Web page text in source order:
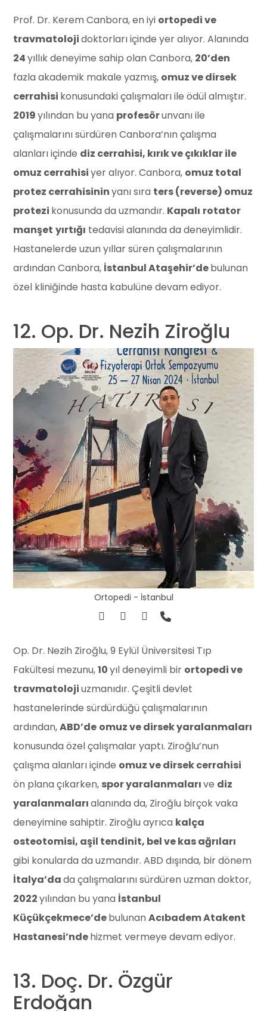
Prof. Dr. Kerem Canbora, en iyi ortopedi ve
travmatolojidoktorları içinde yer alıyor. Alanında
24yıllık deneyime sahip olan Canbora, 20’den
fazla akademik makale yazmış, omuz ve dirsek
cerrahisi konusundaki çalışmaları ile ödül almıştır.
2019yılından bu yana profesörunvanı ile
çalışmalarını sürdüren Canbora’nın çalışma
alanları içinde diz cerrahisi, kırık ve çıkıklar ile
omuz cerrahisiyer alıyor. Canbora, omuz total
protez cerrahisininyanı sıra ters (reverse) omuz
protezi konusunda da uzmandır. Kapalı rotator
manşet yırtığı tedavisi alanında da deneyimlidir.
Hastanelerde uzun yıllar süren çalışmalarının
ardından Canbora, İstanbul Ataşehir’debulunan
özel kliniğinde hasta kabulüne devam ediyor.
12. Op. Dr. Nezih Ziroğlu
Ortopedi - İstanbul
Op. Dr. Nezih Ziroğlu, 9 Eylül Üniversitesi Tıp
Fakültesi mezunu,10yıl deneyimli bir ortopedi ve
travmatolojiuzmanıdır. Çeşitli devlet
hastanelerinde sürdürdüğü çalışmalarının
ardından,ABD’de omuz ve dirsek yaralanmaları
konusunda özel çalışmalar yaptı. Ziroğlu’nun
çalışma alanları içinde omuz ve dirsek cerrahisi
ön plana çıkarken, spor yaralanmalarıve diz
yaralanmalarıalanında da, Ziroğlu birçok vaka
deneyimine sahiptir. Ziroğlu ayrıca kalça
osteotomisi, aşil tendinit, bel ve kas ağrıları
gibi konularda da uzmandır. ABD dışında, bir dönem
İtalya’dada çalışmalarını sürdüren uzman doktor,
2022yılından bu yana İstanbul
Küçükçekmece’debulunanAcıbadem Atakent
Hastanesi’ndehizmet vermeye devam ediyor.
13. Doç. Dr. Özgür
Erdoğan